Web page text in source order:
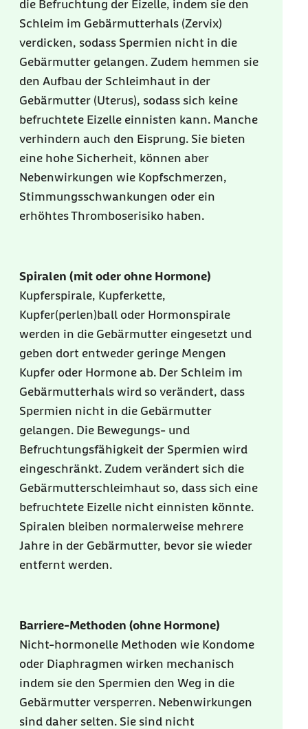
die Befruchtung der Eizelle, indem sie den
Schleim im Gebärmutterhals (Zervix)
verdicken, sodass Spermien nicht in die
Gebärmutter gelangen. Zudem hemmen sie
den Aufbau der Schleimhaut in der
Gebärmutter (Uterus), sodass sich keine
befruchtete Eizelle einnisten kann. Manche
verhindern auch den Eisprung. Sie bieten
eine hohe Sicherheit, können aber
Nebenwirkungen wie Kopfschmerzen,
Stimmungsschwankungen oder ein
erhöhtes Thromboserisiko haben.
Spiralen (mit oder ohne Hormone)
Kupferspirale, Kupferkette,
Kupfer(perlen)ball oder Hormonspirale
werden in die Gebärmutter eingesetzt und
geben dort entweder geringe Mengen
Kupfer oder Hormone ab. Der Schleim im
Gebärmutterhals wird so verändert, dass
Spermien nicht in die Gebärmutter
gelangen. Die Bewegungs- und
Befruchtungsfähigkeit der Spermien wird
eingeschränkt. Zudem verändert sich die
Gebärmutterschleimhaut so, dass sich eine
befruchtete Eizelle nicht einnisten könnte.
Spiralen bleiben normalerweise mehrere
Jahre in der Gebärmutter, bevor sie wieder
entfernt werden.
Barriere-Methoden (ohne Hormone)
Nicht-hormonelle Methoden wie Kondome
oder Diaphragmen wirken mechanisch
indem sie den Spermien den Weg in die
Gebärmutter versperren. Nebenwirkungen
sind daher selten. Sie sind nicht